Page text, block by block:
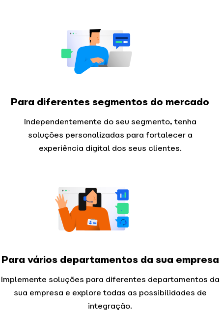
Para diferentes segmentos do mercado
Independentemente do seu segmento, tenha
soluções personalizadas para fortalecer a
experiência digital dos seus clientes.
Para vários departamentos da sua empresa
Implemente soluções para diferentes departamentos da
sua empresa e explore todas as possibilidades de
integração.